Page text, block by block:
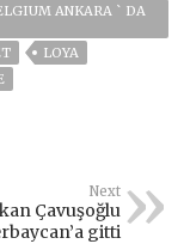
ANKARA ` DA
LOYA
Next
Çavuşoğlu
gitti